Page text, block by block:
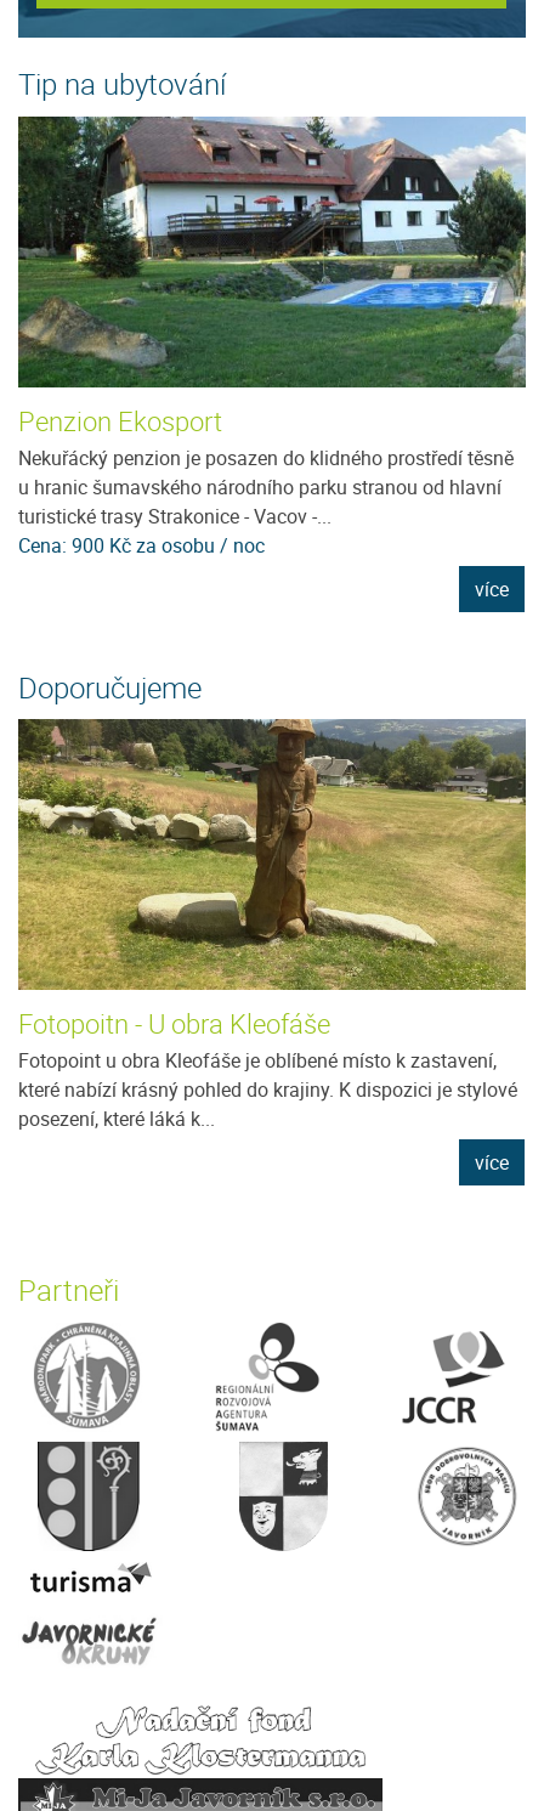
Tip na ubytování
Penzion Ekosport
Nekuřácký penzion je posazen do klidného prostředí těsně
u hranic šumavského národního parku stranou od hlavní
turistické trasy Strakonice - Vacov -...
Cena: 900 Kč za osobu / noc
více
Doporučujeme
Fotopoitn - U obra Kleofáše
Fotopoint u obra Kleofáše je oblíbené místo k zastavení,
které nabízí krásný pohled do krajiny. K dispozici je stylové
posezení, které láká k...
více
Partneři